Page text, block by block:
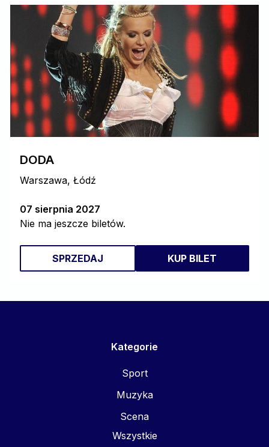
DODA
Warszawa, Łódź
07 sierpnia 2027
Nie ma jeszcze biletów.
SPRZEDAJ KUP BILET
Kategorie
Sport
Muzyka
Scena
Wszystkie